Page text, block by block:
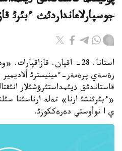
جوسپارلاعانداردئث ءبئرئ
استانا. 28- اقپان.
رةسةي پرةمةر-ءمينيسترئ ألاديمير
قاستاندئق ذيئمداستئرؤشئلار
«ءبئرئنشئ ارنا» تةلة ارناسئنا
ي ا نوأوستي دةرةككوزئ.